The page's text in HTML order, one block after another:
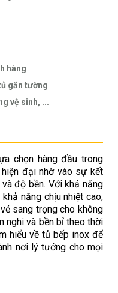
hàng
gắn tường
vệ sinh, ...
chọn hàng đầu trong
đại nhờ vào sự kết
độ bền. Với khả năng
năng chịu nhiệt cao,
sang trọng cho không
nghi và bền bỉ theo thời
hiểu về tủ bếp inox để
nơi lý tưởng cho mọi